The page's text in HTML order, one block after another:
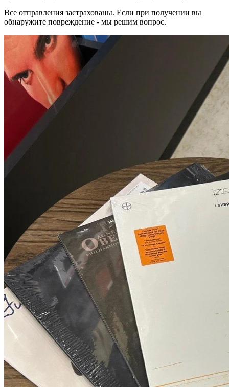
Все отправления застрахованы. Если при получении вы
обнаружите повреждение - мы решим вопрос.